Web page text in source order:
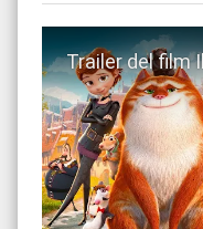
Guarda trailer del